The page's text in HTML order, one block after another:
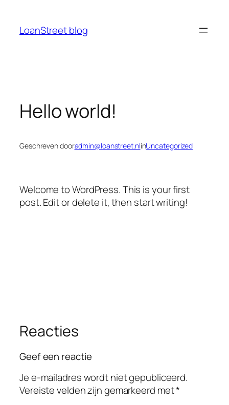
LoanStreet blog
Hello world!
Geschreven dooradmin@loanstreet.nlinUncategorized
Welcome to WordPress. This is your first
post. Edit or delete it, then start writing!
Reacties
Geef een reactie
Je e-mailadres wordt niet gepubliceerd.
Vereiste velden zijn gemarkeerd met*